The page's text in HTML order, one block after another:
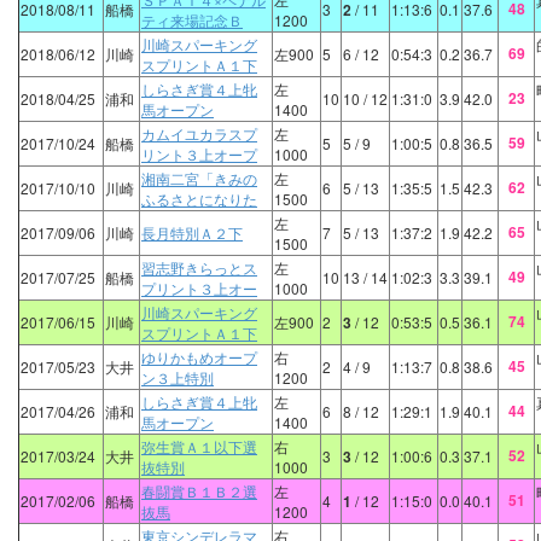
2018/08/11 船橋
ティ来場記念Ｂ
1200
3 2/ 11 1:13:6 0.1 37.6 48
2018/06/12
川崎 川崎スパーキング
スプリントＡ１下
左900 5 6 / 12 0:54:3 0.2 36.7 69
2018/04/25 浦和 しらさぎ賞４上牝
馬オープン
左
1400
10 10 / 12 1:31:0 3.9 42.0 23
2017/10/24 船橋 カムイユカラスプ
リント３上オープ
左
1000
5 5 / 9 1:00:5 0.8 36.5 59
2017/10/10
川崎 湘南二宮「きみの
ふるさとになりた
左
1500
6 5 / 13 1:35:5 1.5 42.3 62
2017/09/06
川崎 長月特別Ａ２下
左
1500
7 5 / 13 1:37:2 1.9 42.2 65
2017/07/25 船橋 習志野きらっとス
プリント３上オー
左
1000
10 13 / 14 1:02:3 3.3 39.1 49
2017/06/15
川崎 川崎スパーキング
スプリントＡ１下
左900 2 3/ 12 0:53:5 0.5 36.1 74
2017/05/23 大井 ゆりかもめオープ
ン３上特別
右
1200
2 4/ 9 1:13:7 0.8 38.6 45
2017/04/26 浦和 しらさぎ賞４上牝
馬オープン
左
1400
6 8 / 12 1:29:1 1.9 40.1 44
2017/03/24 大井 弥生賞Ａ１以下選
抜特別
右
1000
3 3/ 12 1:00:6 0.3 37.1 52
2017/02/06 船橋 春闘賞Ｂ１Ｂ２選
抜馬
左
1200
4 1 / 12 1:15:0 0.0 40.1 51
東京シンデレラマ 右